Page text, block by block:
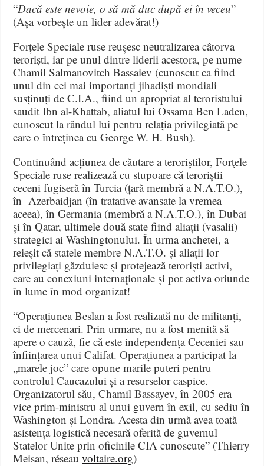
“Dacă este nevoie, o să mă duc după ei în veceu”
(Așa vorbește un lider adevărat!)
Forțele Speciale ruse reușesc neutralizarea câtorva
teroriști, iar pe unul dintre liderii acestora, pe nume
Chamil Salmanovitch Bassaiev (cunoscut ca fiind
unul din cei mai importanți jihadiști mondiali
susținuți de C.I.A., fiind un apropriat al teroristului
saudit Ibn al-Khattab, aliatul lui Ossama Ben Laden,
cunoscut la rândul lui pentru relația privilegiată pe
care o întreținea cu George W. H. Bush).
Continuând acțiunea de căutare a teroriștilor, Forţele
Speciale ruse realizează cu stupoare că teroriștii
ceceni fugiseră în Turcia (țară membră a N.A.T.O.),
în Azerbaidjan (în tratative avansate la vremea
aceea), în Germania (membră a N.A.T.O.), în Dubai
și în Qatar, ultimele două state fiind aliații (vasalii)
strategici ai Washingtonului. În urma anchetei, a
reieșit că statele membre N.A.T.O. și aliații lor
privilegiați găzduiesc și protejează teroriști activi,
care au conexiuni internaţionale și pot activa oriunde
în lume în mod organizat!
“Operațiunea Beslan a fost realizată nu de militanți,
ci de mercenari. Prin urmare, nu a fost menită să
apere o cauză, fie că este independența Ceceniei sau
înființarea unui Califat. Operațiunea a participat la
„marele joc” care opune marile puteri pentru
controlul Caucazului și a resurselor caspice.
Organizatorul său, Chamil Bassayev, în 2005 era
vice prim-ministru al unui guvern în exil, cu sediu în
Washington și Londra. Acesta din urmă avea toată
asistența logistică necesară oferită de guvernul
Statelor Unite prin oficinile CIA cunoscute” (Thierry
Meisan, réseauvoltaire.org)